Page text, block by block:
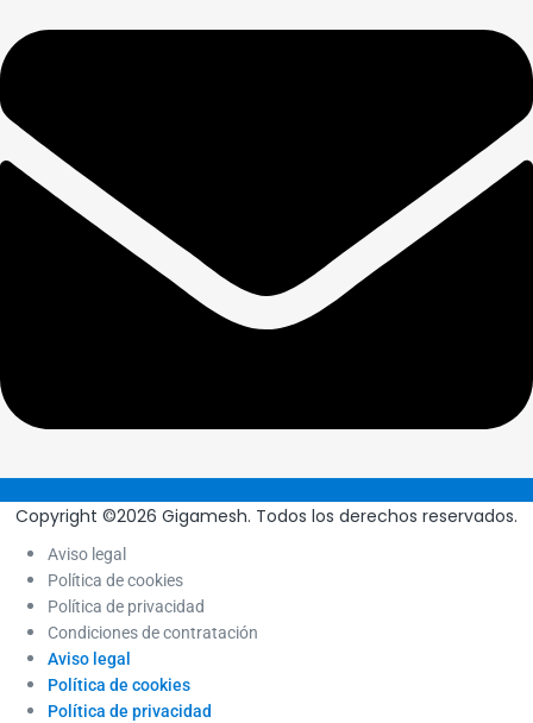
Copyright ©2026 Gigamesh. Todos los derechos reservados.
Aviso legal
Política de cookies
Política de privacidad
Condiciones de contratación
Aviso legal
Política de cookies
Política de privacidad